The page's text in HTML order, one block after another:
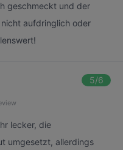
geschmeckt und der
aufdringlich oder
5/6
lecker, die
umgesetzt, allerdings